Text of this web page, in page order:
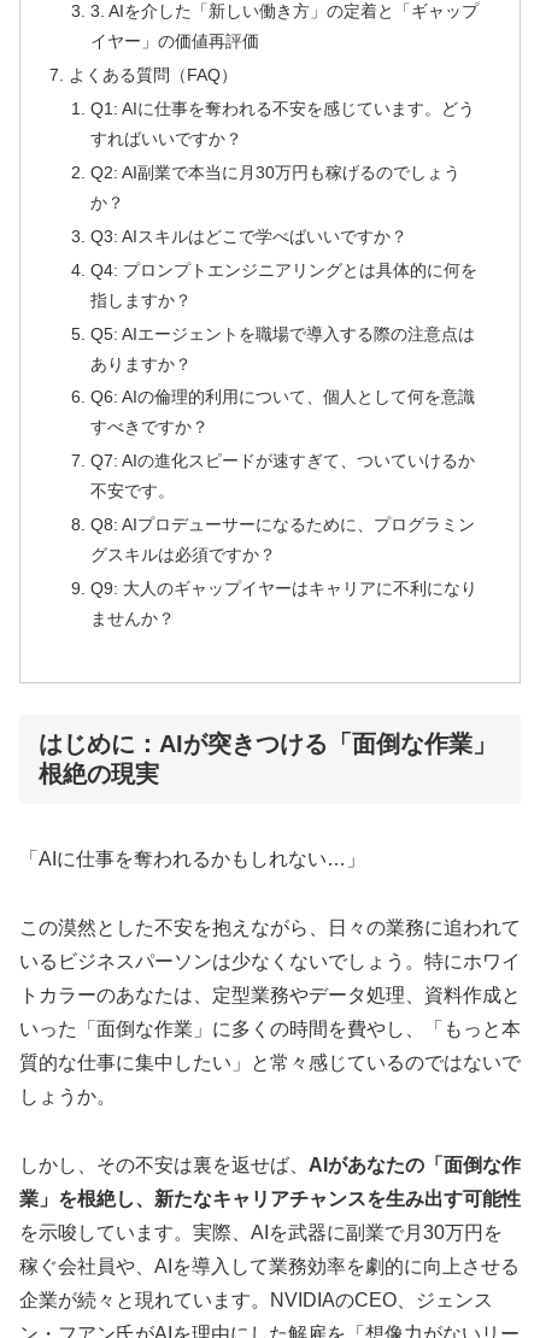
3. AIを介した「新しい働き方」の定着と「ギャップ
イヤー」の価値再評価
よくある質問（FAQ）
Q1: AIに仕事を奪われる不安を感じています。どう
すればいいですか？
Q2: AI副業で本当に月30万円も稼げるのでしょう
か？
Q3: AIスキルはどこで学べばいいですか？
Q4: プロンプトエンジニアリングとは具体的に何を
指しますか？
Q5: AIエージェントを職場で導入する際の注意点は
ありますか？
Q6: AIの倫理的利用について、個人として何を意識
すべきですか？
Q7: AIの進化スピードが速すぎて、ついていけるか
不安です。
Q8: AIプロデューサーになるために、プログラミン
グスキルは必須ですか？
Q9: 大人のギャップイヤーはキャリアに不利になり
ませんか？
はじめに：AIが突きつける「面倒な作業」
根絶の現実
「AIに仕事を奪われるかもしれない…」
この漠然とした不安を抱えながら、日々の業務に追われて
いるビジネスパーソンは少なくないでしょう。特にホワイ
トカラーのあなたは、定型業務やデータ処理、資料作成と
いった「面倒な作業」に多くの時間を費やし、「もっと本
質的な仕事に集中したい」と常々感じているのではないで
しょうか。
しかし、その不安は裏を返せば、 AIがあなたの「面倒な作
業」を根絶し、新たなキャリアチャンスを生み出す可能性
を示唆しています。実際、AIを武器に副業で月30万円を
稼ぐ会社員や、AIを導入して業務効率を劇的に向上させる
企業が続々と現れています。NVIDIAのCEO、ジェンス
ン・フアン氏がAIを理由にした解雇を「想像力がないリー